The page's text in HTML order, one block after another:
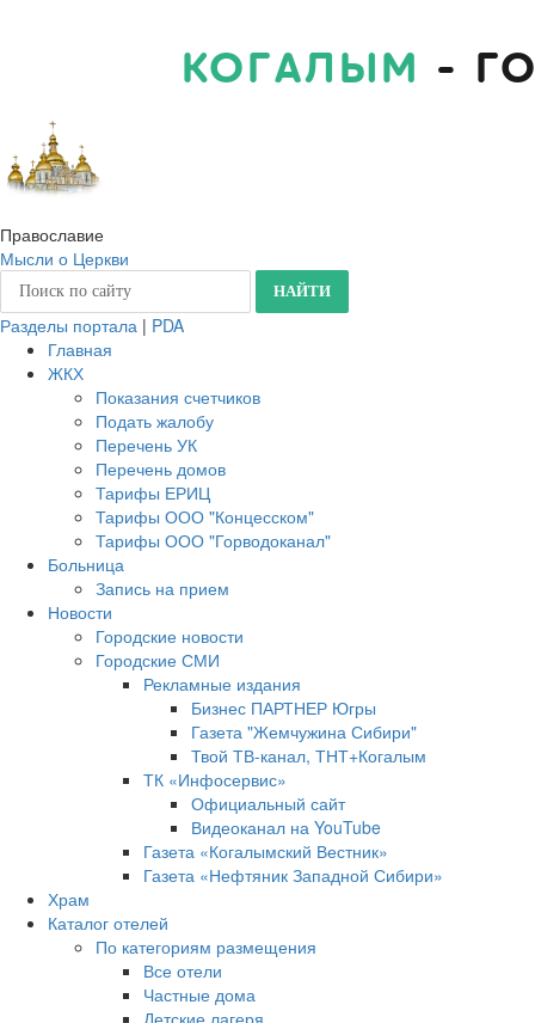
КОГАЛЫМ -
Православие
Мысли о Церкви
Разделы портала | PDA
Главная
ЖКХ
Показания счетчиков
Подать жалобу
Перечень УК
Перечень домов
Тарифы ЕРИЦ
Тарифы ООО "Концесском"
Тарифы ООО "Горводоканал"
Больница
Запись на прием
Новости
Городские новости
Городские СМИ
Рекламные издания
Бизнес ПАРТНЕР Югры
Газета "Жемчужина Сибири"
Твой ТВ-канал, ТНТ+Когалым
ТК «Инфосервис»
Официальный сайт
Видеоканал на YouTube
Газета «Когалымский Вестник»
Газета «Нефтяник Западной Сибири»
Храм
Каталог отелей
По категориям размещения
Все отели
Частные дома
Детские лагеря